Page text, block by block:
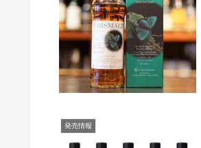
発売情報